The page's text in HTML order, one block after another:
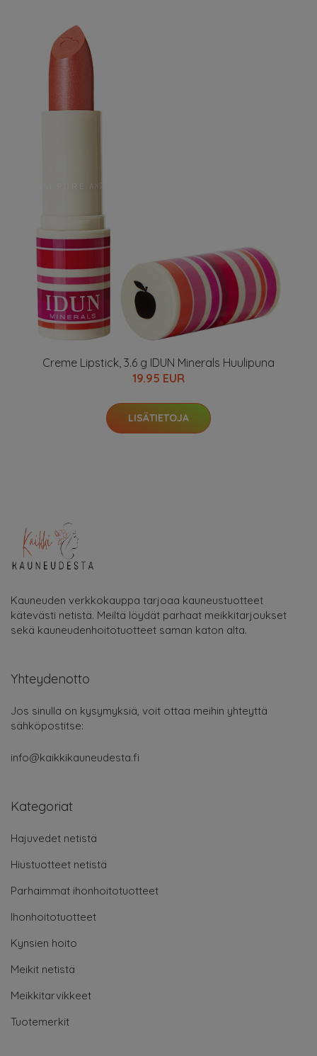
Creme Lipstick, 3.6 g IDUN Minerals Huulipuna
19.95 EUR
LISÄTIETOJA
Kauneuden verkkokauppa tarjoaa kauneustuotteet
kätevästi netistä. Meiltä löydät parhaat meikkitarjoukset
sekä kauneudenhoitotuotteet saman katon alta.
Yhteydenotto
Jos sinulla on kysymyksiä, voit ottaa meihin yhteyttä
sähköpostitse:
info@kaikkikauneudesta.fi
Kategoriat
Hajuvedet netistä
Hiustuotteet netistä
Parhaimmat ihonhoitotuotteet
Ihonhoitotuotteet
Kynsien hoito
Meikit netistä
Meikkitarvikkeet
Tuotemerkit